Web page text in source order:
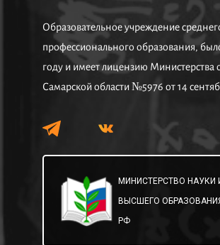
Образовательное учреждение
профессионального образования,
году и имеет лицензию Министерства
Самарской области №5976 от 14
МИНИСТЕРСТВО НАУКИ
ВЫСШЕГО
РФ